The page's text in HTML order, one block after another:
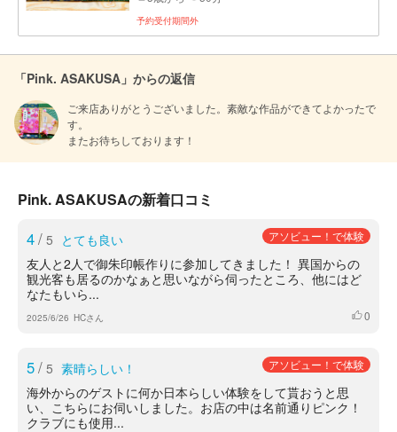
予約受付期間外
「Pink. ASAKUSA」からの返信
ご来店ありがとうございました。素敵な作品ができてよかったで
す。
またお待ちしております！
Pink. ASAKUSAの新着口コミ
4/ 5 とても良い アソビュー！で体験
友人と2人で御朱印帳作りに参加してきました！ 異国からの
観光客も居るのかなぁと思いながら伺ったところ、他にはど
なたもいら...
2025/6/26 HCさん いいね
0
5/ 5 素晴らしい！ アソビュー！で体験
海外からのゲストに何か日本らしい体験をして貰おうと思
い、こちらにお伺いしました。お店の中は名前通りピンク！
クラブにも使用...